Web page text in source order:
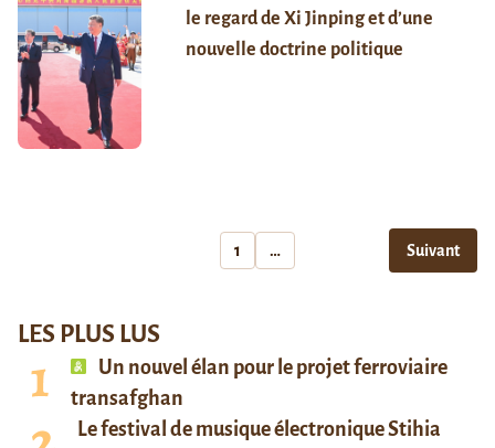
le regard de Xi Jinping et d’une
nouvelle doctrine politique
1 … Suivant
LES PLUS LUS
Un nouvel élan pour le projet ferroviaire
transafghan
Le festival de musique électronique Stihia